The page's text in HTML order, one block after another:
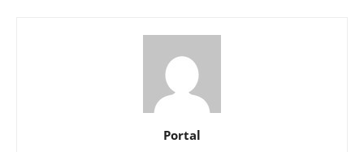
Portal